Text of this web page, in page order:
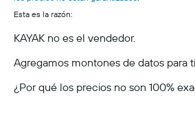
Esta es la razón:
KAYAK no es el vendedor.
Agregamos montones de datos para ti
¿Por qué los precios no son 100%